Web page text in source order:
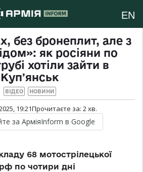
EN
без бронеплит, але з
як росіяни по
хотіли зайти в
Купʼянськ
ВІДЕО НОВИНИ
19:21Прочитаєте за: 2хв.
за АрміяInform в Google
68 мотострілецької
рф по чотири дні